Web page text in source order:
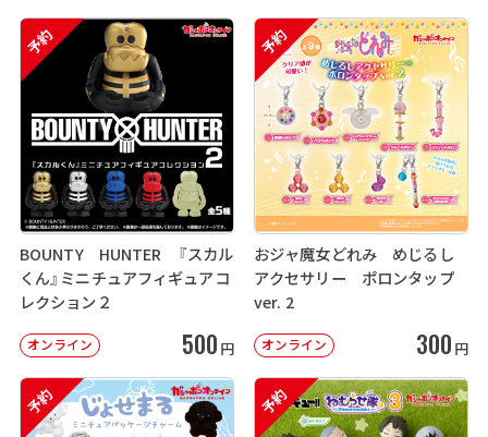
予約
BOUNTY HUNTER 『スカル
くん』ミニチュアフィギュアコ
レクション２
オンライン 500 円
予約
おジャ魔女どれみ めじるし
アクセサリー ポロンタップ
ver. 2
オンライン 300 円
予約 予約